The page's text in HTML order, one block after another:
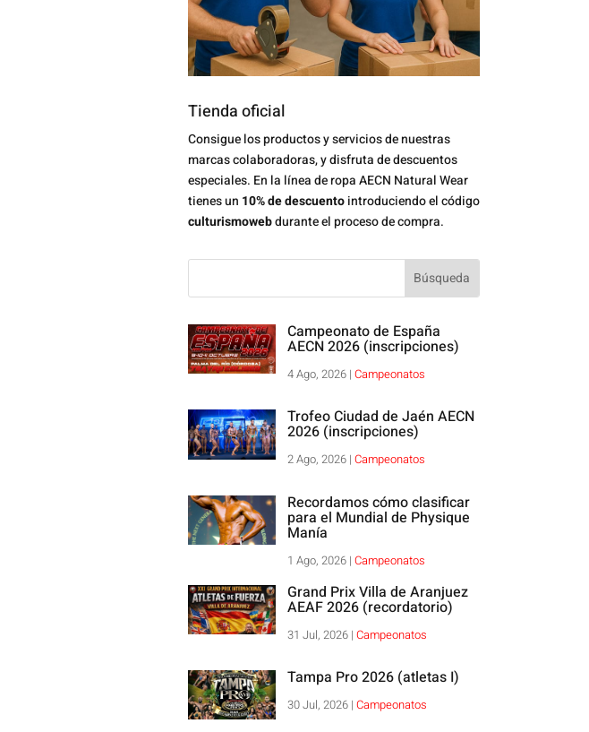
Tienda oficial
Consigue los productos y servicios de nuestras
marcas colaboradoras, y disfruta de descuentos
especiales. En la línea de ropa AECN Natural Wear
tienes un 10% de descuentointroduciendo el código
culturismowebdurante el proceso de compra.
Campeonato de España
AECN 2026 (inscripciones)
4 Ago, 2026| Campeonatos
Trofeo Ciudad de Jaén AECN
2026 (inscripciones)
2 Ago, 2026| Campeonatos
Recordamos cómo clasificar
para el Mundial de Physique
Manía
1 Ago, 2026| Campeonatos
Grand Prix Villa de Aranjuez
AEAF 2026 (recordatorio)
31 Jul, 2026| Campeonatos
Tampa Pro 2026 (atletas I)
30 Jul, 2026| Campeonatos